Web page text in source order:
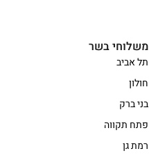
משלוחי בשר
תל אביב
חולון
בני ברק
פתח תקווה
רמת גן